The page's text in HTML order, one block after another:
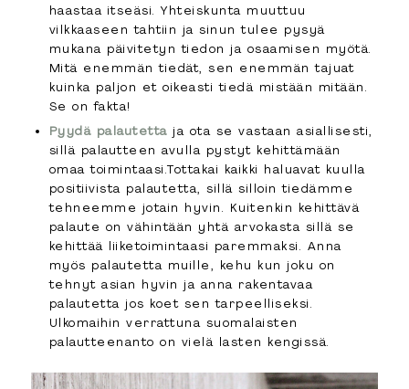
haastaa itseäsi. Yhteiskunta muuttuu
vilkkaaseen tahtiin ja sinun tulee pysyä
mukana päivitetyn tiedon ja osaamisen myötä.
Mitä enemmän tiedät, sen enemmän tajuat
kuinka paljon et oikeasti tiedä mistään mitään.
Se on fakta!
Pyydä palautetta ja ota se vastaan asiallisesti,
sillä palautteen avulla pystyt kehittämään
omaa toimintaasi.Tottakai kaikki haluavat kuulla
positiivista palautetta, sillä silloin tiedämme
tehneemme jotain hyvin. Kuitenkin kehittävä
palaute on vähintään yhtä arvokasta sillä se
kehittää liiketoimintaasi paremmaksi. Anna
myös palautetta muille, kehu kun joku on
tehnyt asian hyvin ja anna rakentavaa
palautetta jos koet sen tarpeelliseksi.
Ulkomaihin verrattuna suomalaisten
palautteenanto on vielä lasten kengissä.